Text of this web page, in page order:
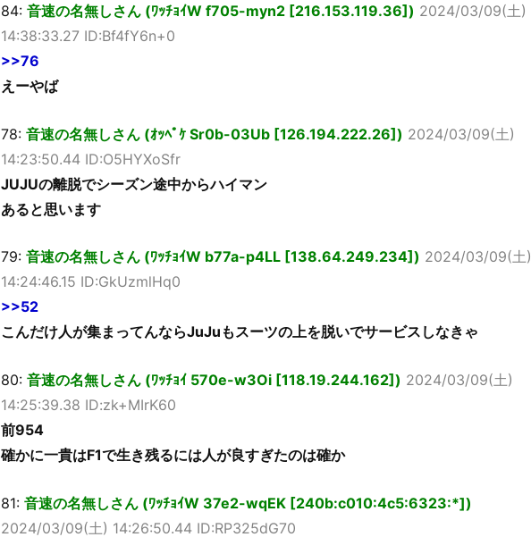
84: 音速の名無しさん (ﾜｯﾁｮｲW f705-myn2 [216.153.119.36]) 2024/03/09(土)
14:38:33.27 ID:Bf4fY6n+0
>>76
えーやば
78: 音速の名無しさん (ｵｯﾍﾟｹ Sr0b-03Ub [126.194.222.26]) 2024/03/09(土)
14:23:50.44 ID:O5HYXoSfr
JUJUの離脱でシーズン途中からハイマン
あると思います
79: 音速の名無しさん (ﾜｯﾁｮｲW b77a-p4LL [138.64.249.234]) 2024/03/09(土)
14:24:46.15 ID:GkUzmlHq0
>>52
こんだけ人が集まってんならJuJuもスーツの上を脱いでサービスしなきゃ
80: 音速の名無しさん (ﾜｯﾁｮｲ 570e-w3Oi [118.19.244.162]) 2024/03/09(土)
14:25:39.38 ID:zk+MIrK60
前954
確かに一貴はF1で生き残るには人が良すぎたのは確か
81: 音速の名無しさん (ﾜｯﾁｮｲW 37e2-wqEK [240b:c010:4c5:6323:*])
2024/03/09(土) 14:26:50.44 ID:RP325dG70